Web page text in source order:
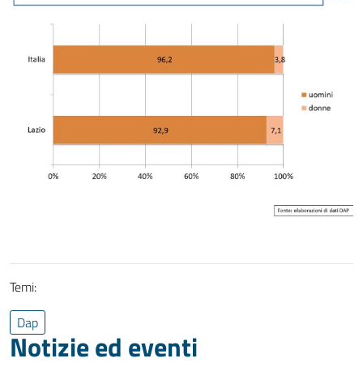
Temi:
Dap
Notizie ed eventi